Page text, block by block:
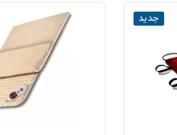
جدید